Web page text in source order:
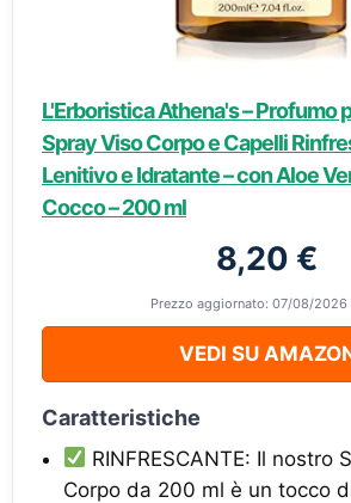
L'Erboristica Athena's – Profumo
Spray Viso Corpo e Capelli
Lenitivo e Idratante – con Aloe
Cocco – 200 ml
8,20 €
Prezzo aggiornato: 07/08/2026
VEDI SU
Caratteristiche
RINFRESCANTE: Il nostro
Corpo da 200 ml è un tocco